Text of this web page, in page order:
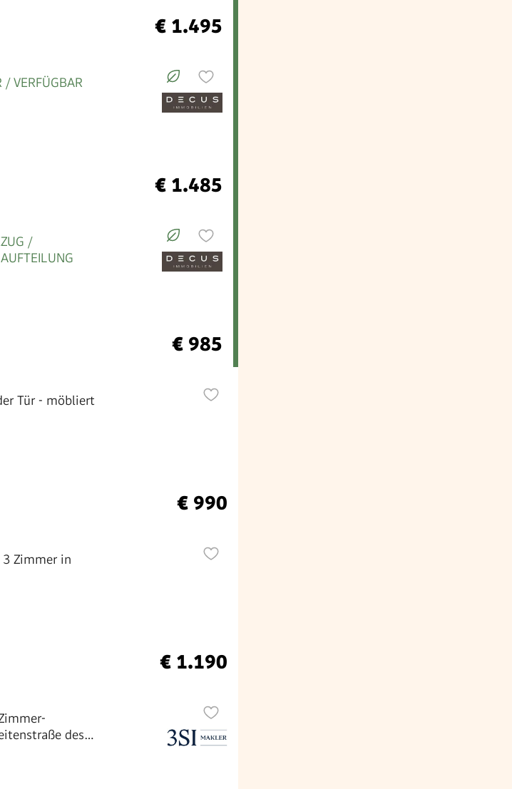
€ 1.495
VERFÜGBAR
€ 1.485
/
€ 985
Tür - möbliert
€ 990
3 Zimmer in
€ 1.190
des